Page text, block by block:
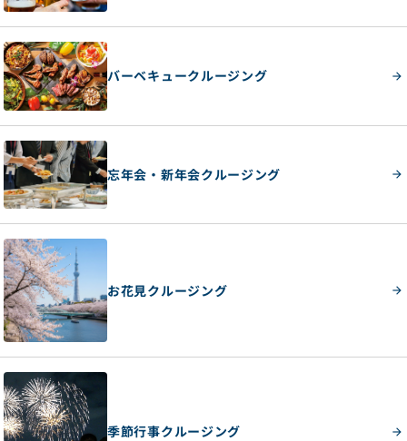
バーベキュークルージング
忘年会・新年会クルージング
お花見クルージング
季節行事クルージング